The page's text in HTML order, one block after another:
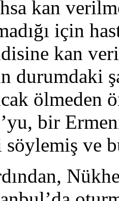
kan
için
kan
ölmeden
bir
ve